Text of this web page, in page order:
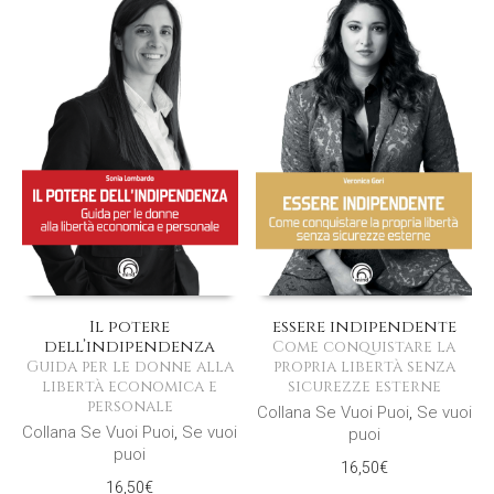
Il potere
dell’indipendenza
Guida per le donne alla
libertà economica e
personale
Collana Se Vuoi Puoi, Se vuoi
puoi
16,50€
essere indipendente
Come conquistare la
propria libertà senza
sicurezze esterne
Collana Se Vuoi Puoi, Se vuoi
puoi
16,50€